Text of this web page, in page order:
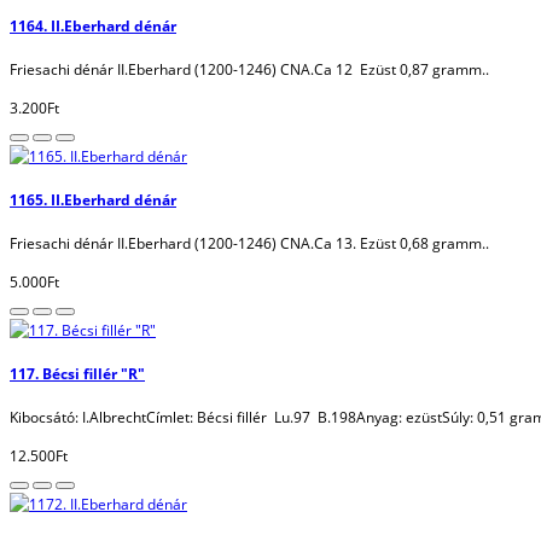
1164. II.Eberhard dénár
Friesachi dénár II.Eberhard (1200-1246) CNA.Ca 12 Ezüst 0,87 gramm..
3.200Ft
1165. II.Eberhard dénár
Friesachi dénár II.Eberhard (1200-1246) CNA.Ca 13. Ezüst 0,68 gramm..
5.000Ft
117. Bécsi fillér "R"
Kibocsátó: I.AlbrechtCímlet: Bécsi fillér Lu.97 B.198Anyag: ezüstSúly: 0,51
12.500Ft